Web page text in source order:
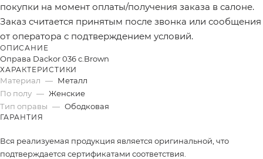
покупки на момент оплаты/получения заказа в салоне.
Заказ считается принятым после звонка или сообщения
от оператора с подтверждением условий.
ОПИСАНИЕ
Оправа Dackor 036 c.Brown
ХАРАКТЕРИСТИКИ
Материал — Металл
По полу — Женские
Тип оправы — Ободковая
ГАРАНТИЯ
Вся реализуемая продукция является оригинальной, что
подтверждается сертификатами соответствия.